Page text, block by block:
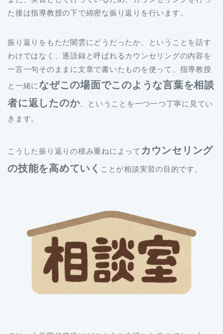
た後は指導教授の下で綿密な振り返りを行います。
振り返りをもただ闇雲にどうだったか、ということを話す
わけではなく、逐語録と呼ばれるカウンセリングの内容を
一言一句そのままに文章で書いたものを使って、指導教授
と一緒に なぜこの場面でこのような言葉を相談
者に返したのか、ということを一つ一つ丁寧に見てい
きます。
こうした振り返りの積み重ねによって カウンセリング
の技能を高めていく ことが相談実習の目的です。